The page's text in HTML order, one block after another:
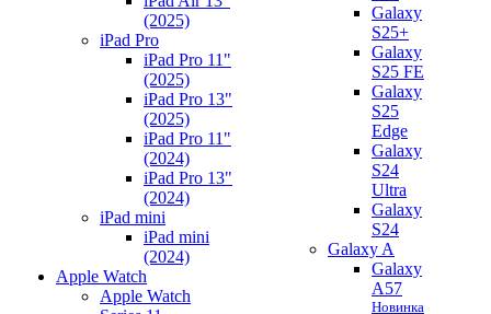
(2025)
iPad Pro
iPad Pro 11"
(2025)
iPad Pro 13"
(2025)
iPad Pro 11"
(2024)
iPad Pro 13"
(2024)
iPad mini
iPad mini
(2024)
Apple Watch
Apple Watch
Galaxy
S25+
Galaxy
S25 FE
Galaxy
S25
Edge
Galaxy
S24
Ultra
Galaxy
S24
Galaxy A
Galaxy
A57
Новинка